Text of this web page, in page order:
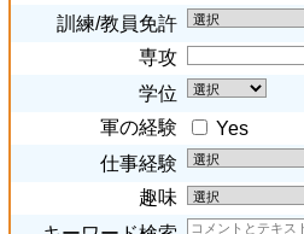
訓練/教員免許
専攻
学位
軍の経験
Yes
仕事経験
趣味